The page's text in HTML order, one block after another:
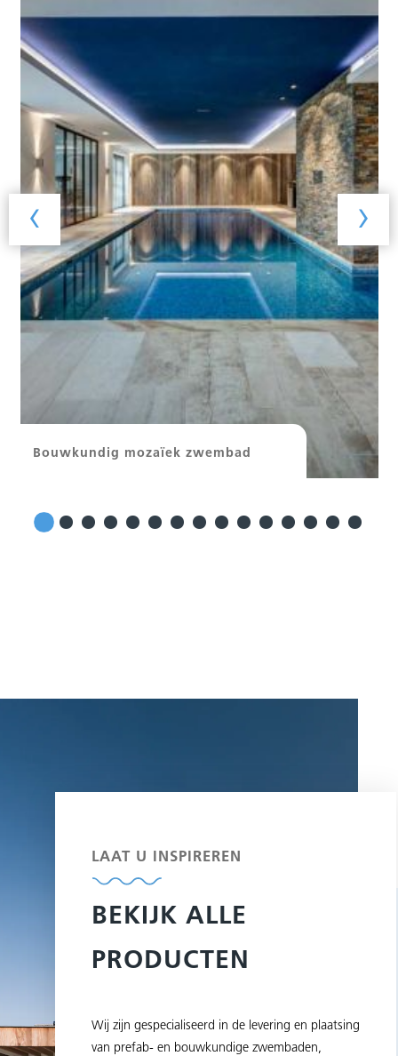
Bouwkundig mozaïek zwembad
‹ ›
LAAT U INSPIREREN
BEKIJK ALLE
PRODUCTEN
Wij zijn gespecialiseerd in de levering en plaatsing
van prefab- en bouwkundige zwembaden,